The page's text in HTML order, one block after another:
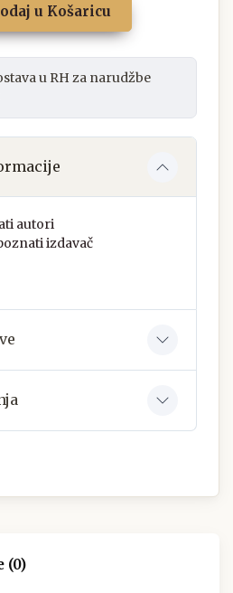
u Košaricu
u RH za narudžbe
autori
izdavač
(0)